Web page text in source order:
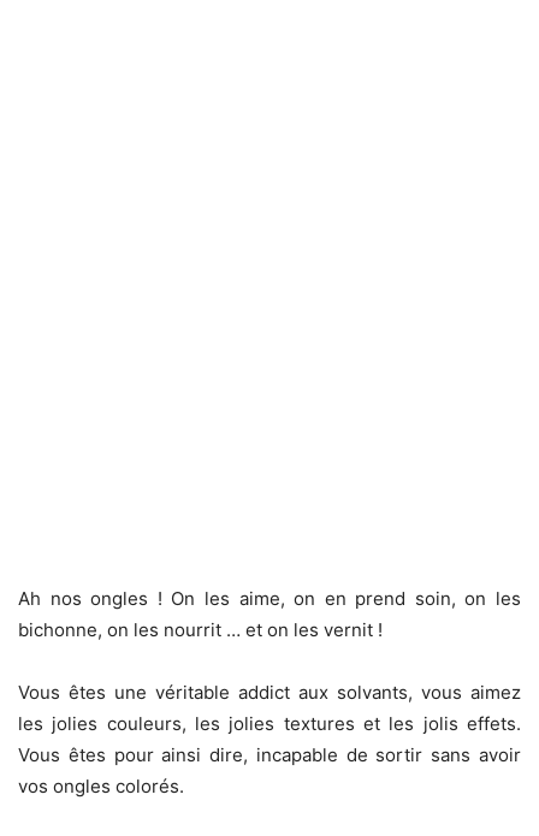
Ah nos ongles ! On les aime, on en prend soin, on les
bichonne, on les nourrit … et on les vernit !
Vous êtes une véritable addict aux solvants, vous aimez
les jolies couleurs, les jolies textures et les jolis effets.
Vous êtes pour ainsi dire, incapable de sortir sans avoir
vos ongles colorés.